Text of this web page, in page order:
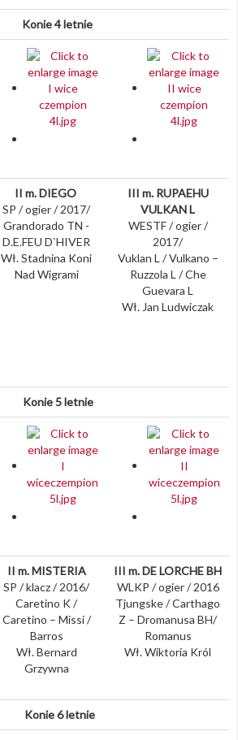
Konie 4 letnie
II m. DIEGO
SP / ogier / 2017/
Grandorado TN -
D.E.FEU D`HIVER
Wł. Stadnina Koni
Nad Wigrami
III m. RUPAEHU
VULKAN L
WESTF / ogier /
2017/
Vuklan L / Vulkano –
Ruzzola L / Che
Guevara L
Wł. Jan Ludwiczak
Konie 5 letnie
II m. MISTERIA
SP / klacz / 2016/
Caretino K /
Caretino – Missi /
Barros
Wł. Bernard
Grzywna
III m. DE LORCHE BH
WLKP / ogier / 2016
Tjungske / Carthago
Z – Dromanusa BH/
Romanus
Wł. Wiktoria Król
Konie 6 letnie